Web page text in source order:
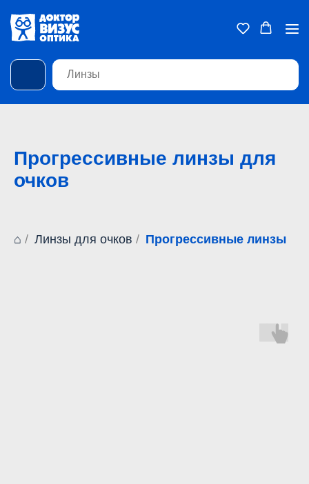
Прогрессивные линзы для
очков
⌂ / Линзы для очков / Прогрессивные линзы